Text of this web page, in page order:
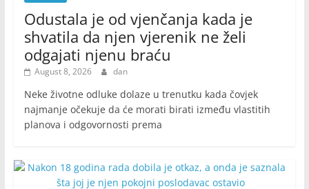
Odustala je od vjenčanja kada je
shvatila da njen vjerenik ne želi
odgajati njenu braću
August 8, 2026 dan
Neke životne odluke dolaze u trenutku kada čovjek
najmanje očekuje da će morati birati između vlastitih
planova i odgovornosti prema